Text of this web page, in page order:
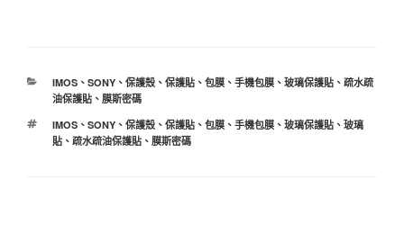
分
類
IMOS、 SONY、 保護殼、 保護貼、 包膜、 手機包膜、 玻璃保護貼、 疏水疏
油保護貼、 膜斯密碼
標
籤
IMOS、 SONY、 保護殼、 保護貼、 包膜、 手機包膜、 玻璃保護貼、 玻璃
貼、 疏水疏油保護貼、 膜斯密碼